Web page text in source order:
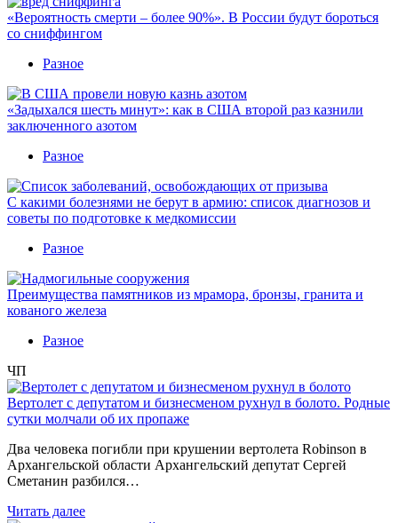
«Вероятность смерти – более 90%». В России будут бороться
со сниффингом
Разное
«Задыхался шесть минут»: как в США второй раз казнили
заключенного азотом
Разное
С какими болезнями не берут в армию: список диагнозов и
советы по подготовке к медкомиссии
Разное
Преимущества памятников из мрамора, бронзы, гранита и
кованого железа
Разное
ЧП
Вертолет с депутатом и бизнесменом рухнул в болото. Родные
сутки молчали об их пропаже
Два человека погибли при крушении вертолета Robinson в
Архангельской области Архангельский депутат Сергей
Сметанин разбился…
Читать далее